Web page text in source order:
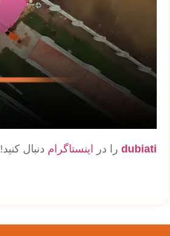
dubiati را در اینستاگرام دنبال کنید!